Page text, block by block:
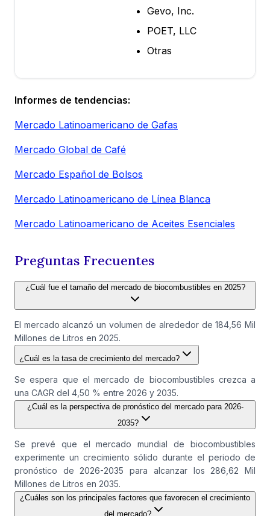
Gevo, Inc.
POET, LLC
Otras
Informes de tendencias:
Mercado Latinoamericano de Gafas
Mercado Global de Café
Mercado Español de Bolsos
Mercado Latinoamericano de Línea Blanca
Mercado Latinoamericano de Aceites Esenciales
Preguntas Frecuentes
¿Cuál fue el tamaño del mercado de biocombustibles en 2025?
El mercado alcanzó un volumen de alrededor de 184,56 Mil
Millones de Litros en 2025.
¿Cuál es la tasa de crecimiento del mercado?
Se espera que el mercado de biocombustibles crezca a
una CAGR del 4,50 % entre 2026 y 2035.
¿Cuál es la perspectiva de pronóstico del mercado para 2026-
2035?
Se prevé que el mercado mundial de biocombustibles
experimente un crecimiento sólido durante el periodo de
pronóstico de 2026-2035 para alcanzar los 286,62 Mil
Millones de Litros en 2035.
¿Cuáles son los principales factores que favorecen el crecimiento
del mercado?